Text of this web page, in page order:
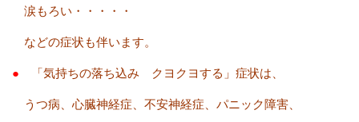
涙もろい・・・・・
などの症状も伴います。
● 「気持ちの落ち込み クヨクヨする」症状は、
うつ病、心臓神経症、不安神経症、パニック障害、